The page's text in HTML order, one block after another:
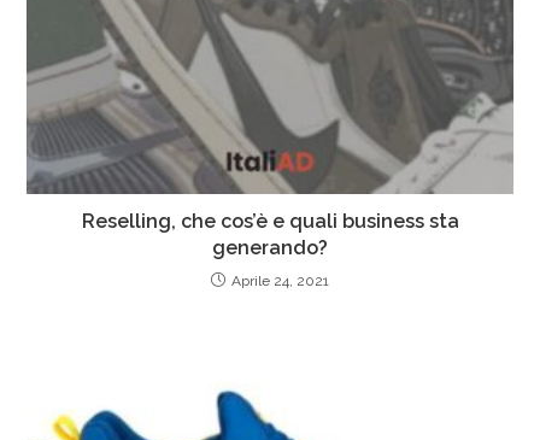
Reselling, che cos’è e quali business sta
generando?
Aprile 24, 2021